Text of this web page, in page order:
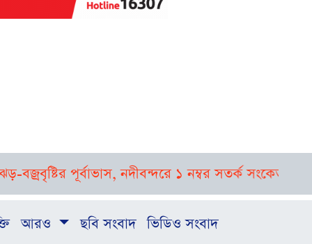
নদীবন্দরে ১ নম্বর সতর্ক সংকেতরাষ্ট্রপতি
আরও ছবি সংবাদ ভিডিও সংবাদ